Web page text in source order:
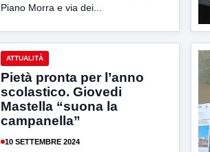
Piano Morra e via dei...
ATTUALITÀ
Pietà pronta per l’anno
scolastico. Giovedi
Mastella “suona la
campanella”
10 SETTEMBRE 2024